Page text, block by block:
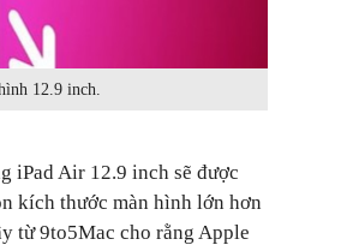
12.9 inch.
iPad Air 12.9 inch sẽ được
kích thước màn hình lớn hơn
từ 9to5Mac cho rằng Apple